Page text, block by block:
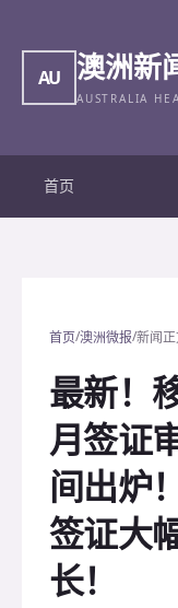
AU 澳洲新
AUSTRALIA
首页
首页/澳洲微报/新闻
最新！
月签证
间出炉
签证大
长！